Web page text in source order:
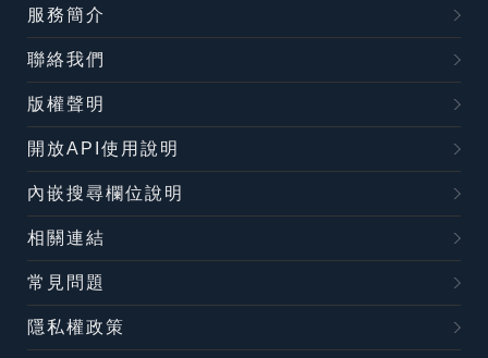
服務簡介
聯絡我們
版權聲明
開放API使用說明
內嵌搜尋欄位說明
相關連結
常見問題
隱私權政策